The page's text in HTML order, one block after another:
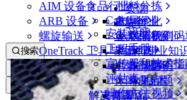
AIM 设备
ARB 设备
螺旋输送
OneTrack 工具与组件
批料分拣
布局优化
从包装机到
专业知
服务
技术
解决方案
食品行业
禽肉行业
鱼类和海鲜
果蔬行业
烘焙行业
休闲食品
乳制品
资源
CalcLab
安装说明
工程手册
宣传册和技术指
评估表
操作方法视频
支持
联系我们
保证
政策声明
常见问题
支持
搜索
打开菜单
新闻&媒体